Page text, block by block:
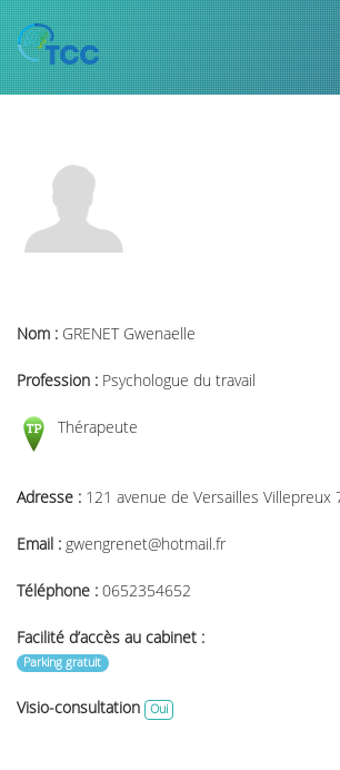
Nom : GRENET Gwenaelle
Profession : Psychologue du travail
Thérapeute
Adresse : 121 avenue de Versailles Villepreux
Email : gwengrenet@hotmail.fr
Téléphone : 0652354652
Facilité d’accès au cabinet :
Parking gratuit
Visio-consultation Oui